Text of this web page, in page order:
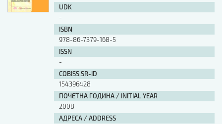
UDK
-
ISBN
978-86-7379-168-5
ISSN
-
COBISS.SR-ID
154396428
ПОЧЕТНА ГОДИНА / INITIAL YEAR
2008
АДРЕСА / ADDRESS